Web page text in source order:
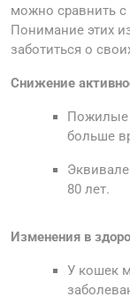
можно сравнить
Понимание этих
заботиться о
Снижение
Пожилые
больше
80 лет.
Изменения в
У кошек